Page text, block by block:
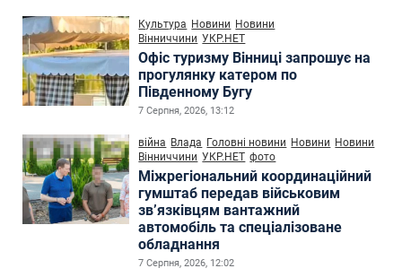
Культура Новини Новини
Вінниччини УКР.НЕТ
Офіс туризму Вінниці запрошує на
прогулянку катером по
Південному Бугу
7 Серпня, 2026, 13:12
війна Влада Головні новини Новини Новини
Вінниччини УКР.НЕТ фото
Міжрегіональний координаційний
гумштаб передав військовим
зв’язківцям вантажний
автомобіль та спеціалізоване
обладнання
7 Серпня, 2026, 12:02